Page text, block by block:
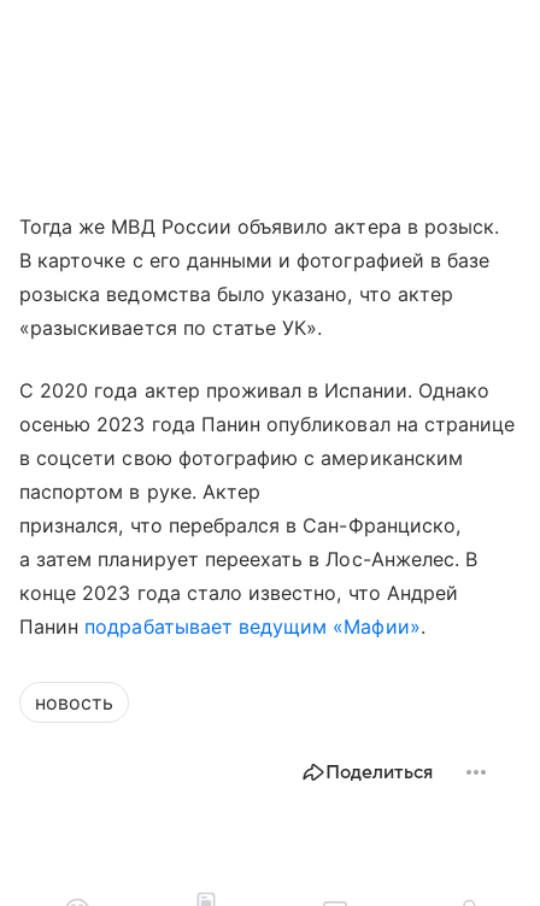
Тогда же МВД России объявило актера в розыск.
В карточке с его данными и фотографией в базе
розыска ведомства было указано, что актер
«разыскивается по статье УК».
С 2020 года актер проживал в Испании. Однако
осенью 2023 года Панин опубликовал на странице
в соцсети свою фотографию с американским
паспортом в руке. Актер
признался, что перебрался в Сан-Франциско,
а затем планирует переехать в Лос-Анжелес. В
конце 2023 года стало известно, что Андрей
Панин подрабатывает ведущим «Мафии».
новость
Поделиться